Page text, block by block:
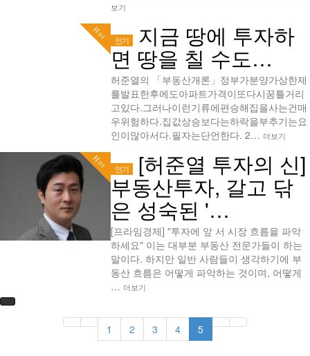
보기
Hot
인기 지금 땅에 투자하
면 땅을 칠 수도…
허준열의 「부동산개론」정부가분양가상한제
를발표한후에도아파트가격이또다시꿈틀거리
고있다.그러나이런기류에편승해집을사는건매
우위험하다.집값상승보다는하락을부추기는요
인이많아서다.필자는단언한다. 2… 더보기
Hot
인기 [허준열 투자의 신]
부동산투자, 갈고 닦
은 성숙된 '…
[프라임경제] "투자에 앞 서 시장 흐름을 파악
하세요" 이는 대부분 부동산 전문가들이 하는
말이다. 하지만 일반 사람들이 생각하기에 부
동산 흐름은 어떻게 파악하는 것이며, 어떻게
… 더보기
1 2 3 4 5